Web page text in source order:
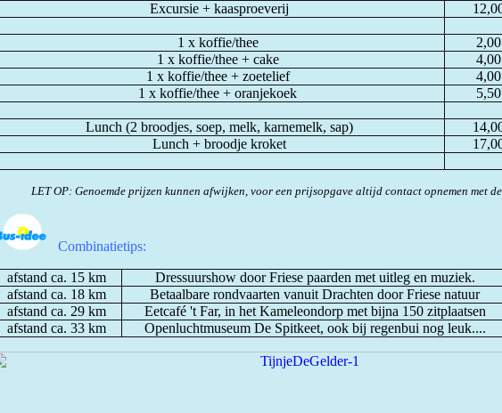
Excursie + kaasproeverij
1 x koffie/thee
2,00
1 x koffie/thee + cake
4,00
1 x koffie/thee + zoetelief
4,00
1 x koffie/thee + oranjekoek
5,50
Lunch (2 broodjes, soep, melk, karnemelk, sap)
Lunch + broodje kroket
LET OP: Genoemde prijzen kunnen afwijken, voor een prijsopgave altijd contact opnemen met
Combinatietips:
afstand ca. 15 km
Dressuurshow door Friese paarden met uitleg en muziek.
afstand ca. 18 km
Betaalbare rondvaarten vanuit Drachten door Friese natuur
afstand ca. 29 km
Eetcafé 't Far, in het Kameleondorp met bijna 150 zitplaatsen
afstand ca. 33 km
Openluchtmuseum De Spitkeet, ook bij regenbui nog leuk....